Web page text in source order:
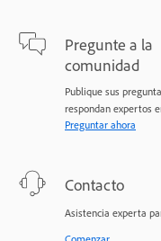
Pregunte a la
comunidad
Publique sus
respondan expertos
Preguntar ahora
Contacto
Asistencia experta